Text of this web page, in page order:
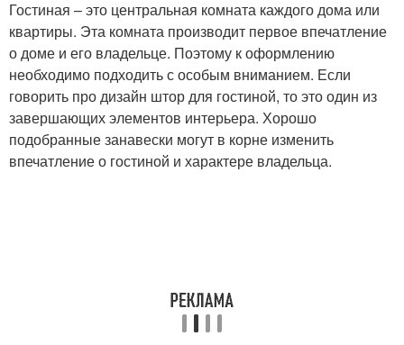
Гостиная – это центральная комната каждого дома или
квартиры. Эта комната производит первое впечатление
о доме и его владельце. Поэтому к оформлению
необходимо подходить с особым вниманием. Если
говорить про дизайн штор для гостиной, то это один из
завершающих элементов интерьера. Хорошо
подобранные занавески могут в корне изменить
впечатление о гостиной и характере владельца.